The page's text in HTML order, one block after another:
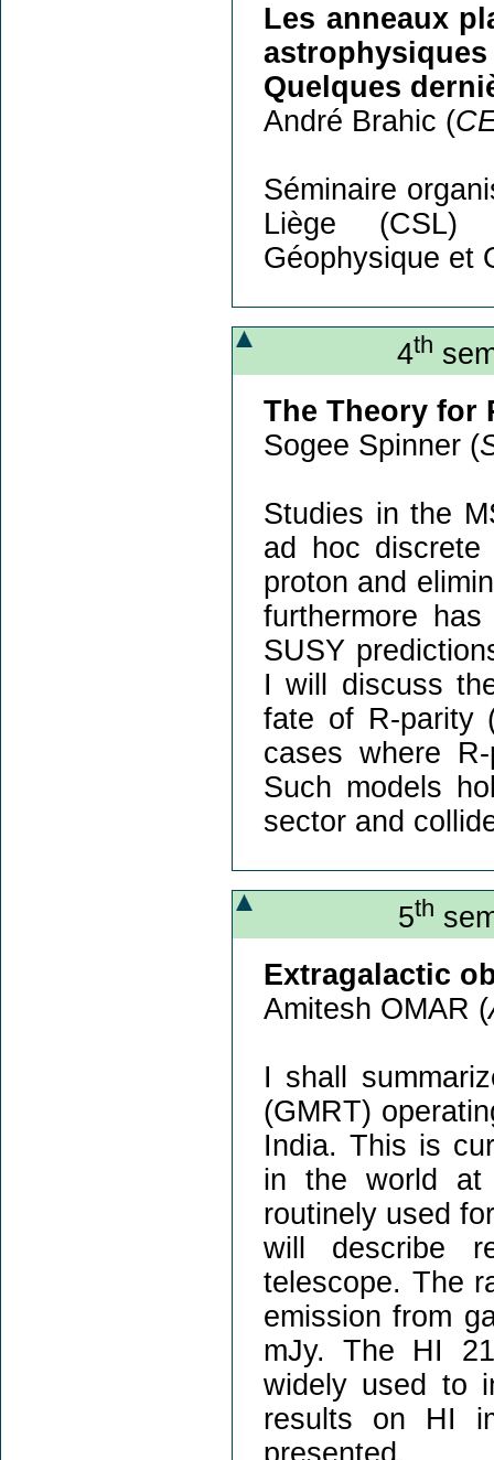
Les anneaux
astrophysiques
Quelques
André Brahic (
Séminaire
Liège (CSL)
Géophysique et
4th
The Theory for
Sogee Spinner (
Studies in the
ad hoc discrete
proton and
furthermore
SUSY
I will discuss
fate of R-parity
cases where
Such models
sector and
5th
Extragalactic
Amitesh OMAR (
I shall
(GMRT)
India. This is
in the world at
routinely used
will describe
telescope. The
emission from
mJy. The HI
widely used to
results on HI
presented.